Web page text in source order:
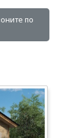
по